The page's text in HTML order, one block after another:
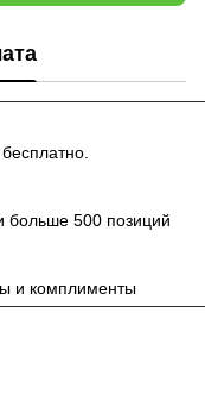
больше 500 позиций
и комплименты